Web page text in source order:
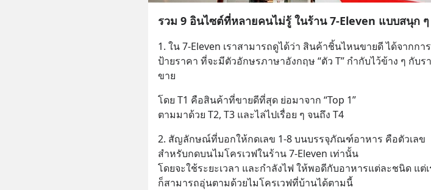
รวม 9 อินไซต์ที่หลายคนไม่รู้ ในร้าน 7-Eleven แบบสนุก ๆ
1. ใน 7-Eleven เราสามารถดูได้ว่า สินค้าชิ้นไหนขายดี ได้จากกา
ป้ายราคา ที่จะมีตัวอักษรภาษาอังกฤษ “ตัว T” กำกับไว้ข้าง ๆ กับร
ขาย
โดย T1 คือสินค้าที่ขายดีที่สุด ย่อมาจาก “Top 1”
ตามมาด้วย T2, T3 และไล่ไปเรื่อย ๆ จนถึง T4
2. สัญลักษณ์ที่บอกให้กดเลข 1-8 บนบรรจุภัณฑ์อาหาร คือตัวเลข
สำหรับกดบนไมโครเวฟในร้าน 7-Eleven เท่านั้น
โดยจะใช้ระยะเวลา และกำลังไฟ ให้พอดีกับอาหารแต่ละชนิด แต่เ
ก็สามารถอุ่นตามด้วยไมโครเวฟที่บ้านได้ตามนี้